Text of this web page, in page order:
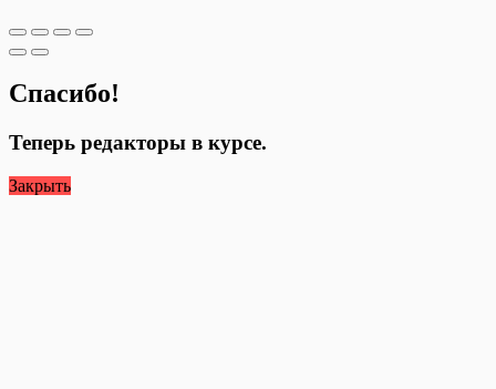
Спасибо!
Теперь редакторы в курсе.
Закрыть